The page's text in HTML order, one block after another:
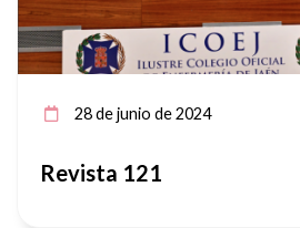
28 de junio de 2024
Revista 121